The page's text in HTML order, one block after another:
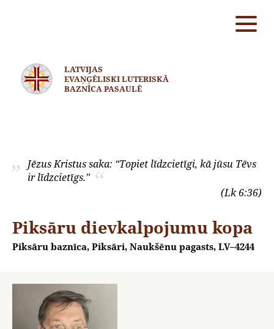
LATVIJAS
EVAŅĢĒLISKI LUTERISKĀ
BAZNĪCA PASAULĒ
Jēzus Kristus saka: “Topiet līdzcietīgi, kā jūsu Tēvs
ir līdzcietīgs.”
(Lk 6:36)
Piksāru dievkalpojumu kopa
Piksāru baznīca, Piksāri, Naukšēnu pagasts, LV–4244